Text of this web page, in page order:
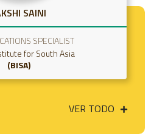
SAINI
SPECIALIST
for South Asia
BISA
VER TODO